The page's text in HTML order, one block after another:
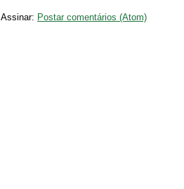
Assinar: Postar comentários (Atom)